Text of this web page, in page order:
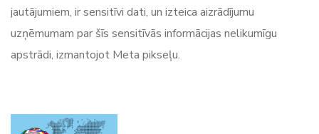
jautājumiem, ir sensitīvi dati, un izteica aizrādījumu
uzņēmumam par šīs sensitīvās informācijas nelikumīgu
apstrādi, izmantojot Meta pikseļu.